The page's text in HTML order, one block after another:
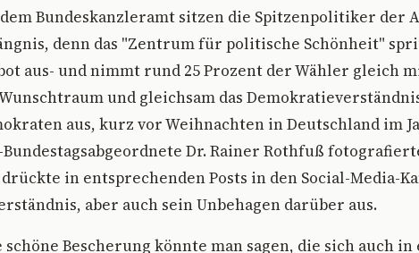
Bundeskanzleramt sitzen die Spitzenpolitiker der
denn das "Zentrum für politische Schönheit"
aus- und nimmt rund 25 Prozent der Wähler gleich
und gleichsam das
aus, kurz vor Weihnachten in Deutschland im
Dr. Rainer Rothfuß
in entsprechenden Posts in den Social-Media-
aber auch sein Unbehagen darüber aus.
schöne Bescherung könnte man sagen, die sich auch